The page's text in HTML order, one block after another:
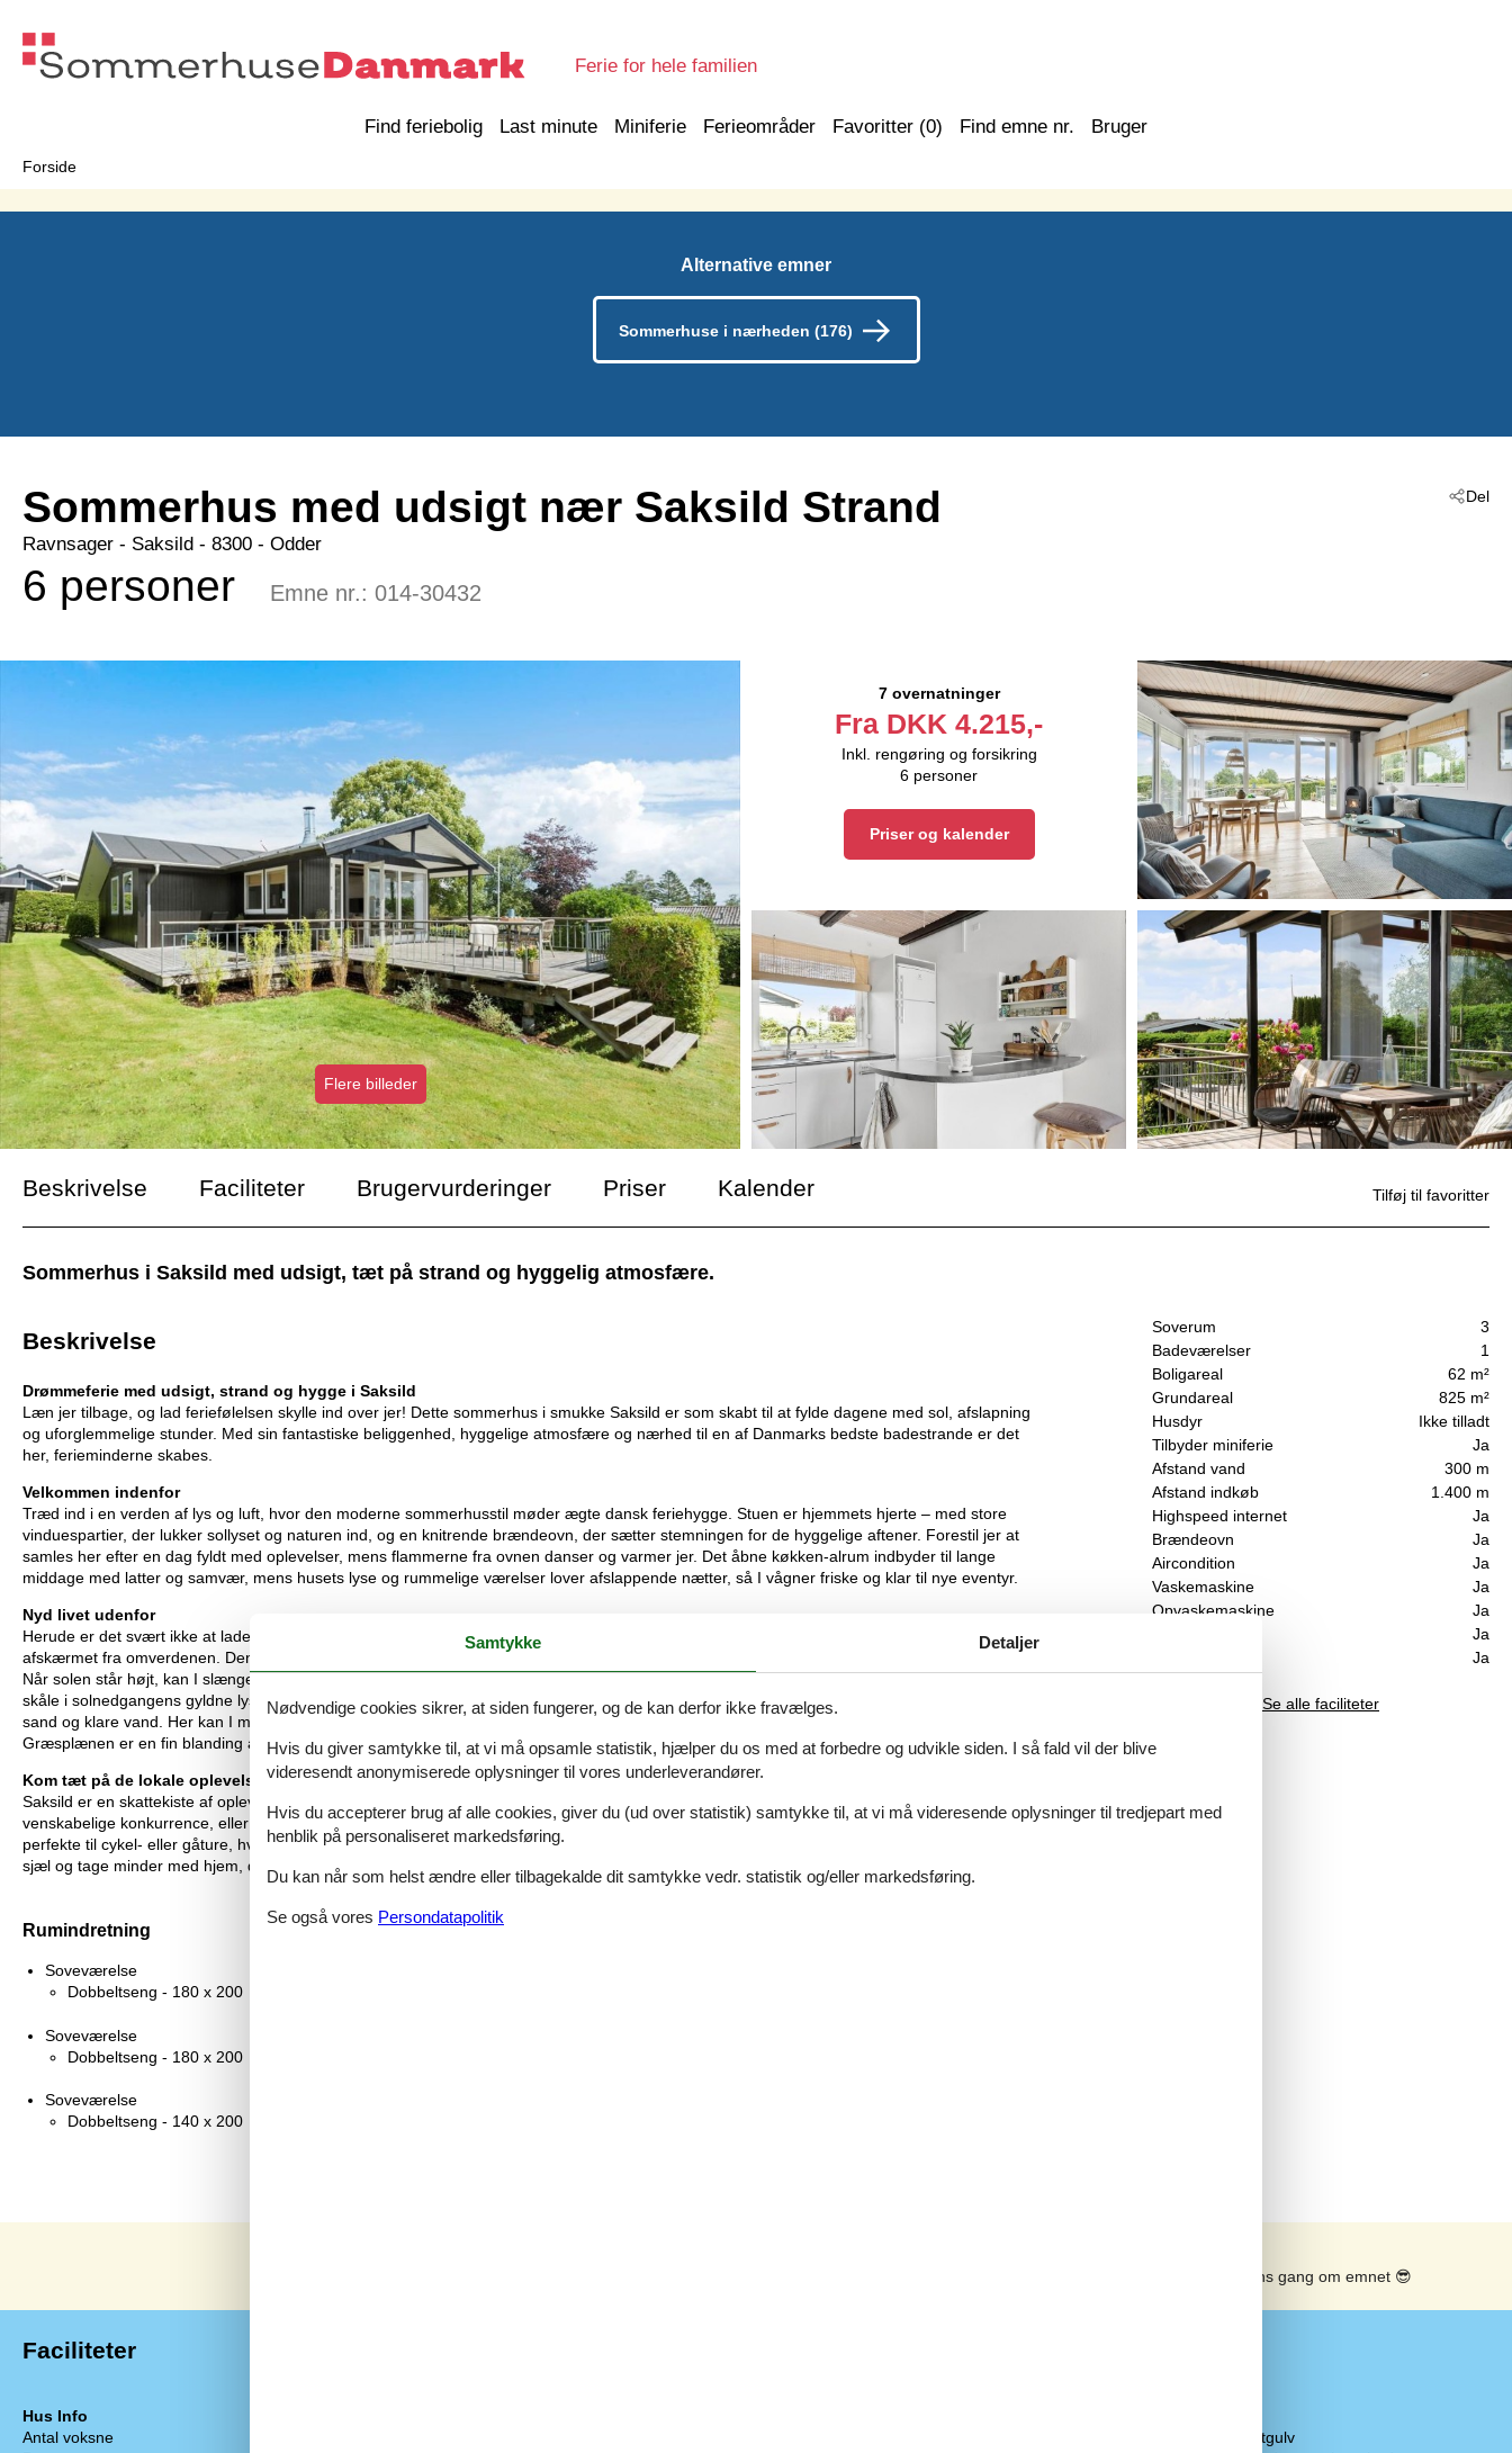
Ferie for hele familien
Find feriebolig Last minute Miniferie Ferieområder Favoritter (0) Find emne nr. Bruger
Forside
Alternative emner
Sommerhuse i nærheden (176)
Del
Sommerhus med udsigt nær Saksild Strand
Ravnsager - Saksild - 8300 - Odder
6 personer Emne nr.: 014-30432
Flere billeder
7 overnatninger
Fra DKK 4.215,-
Inkl. rengøring og forsikring
6 personer
Priser og kalender
Beskrivelse Faciliteter Brugervurderinger Priser Kalender
Sommerhus i Saksild med udsigt, tæt på strand og hyggelig atmosfære.
Soverum
3
Badeværelser
1
Boligareal
62 m²
Grundareal
825 m²
Husdyr
Ikke tilladt
Tilbyder miniferie
Ja
Afstand vand
300 m
Afstand indkøb
1.400 m
Highspeed internet
Ja
Brændeovn
Ja
Aircondition
Ja
Vaskemaskine
Ja
Opvaskemaskine
Ja
Ja
Ja
Se alle faciliteter
Tilføj til favoritter
Beskrivelse
Drømmeferie med udsigt, strand og hygge i Saksild
Læn jer tilbage, og lad feriefølelsen skylle ind over jer! Dette sommerhus i smukke Saksild er som skabt til at fylde dagene med sol, afslapning
og uforglemmelige stunder. Med sin fantastiske beliggenhed, hyggelige atmosfære og nærhed til en af Danmarks bedste badestrande er det
her, ferieminderne skabes.
Velkommen indenfor
Træd ind i en verden af lys og luft, hvor den moderne sommerhusstil møder ægte dansk feriehygge. Stuen er hjemmets hjerte – med store
vinduespartier, der lukker sollyset og naturen ind, og en knitrende brændeovn, der sætter stemningen for de hyggelige aftener. Forestil jer at
samles her efter en dag fyldt med oplevelser, mens flammerne fra ovnen danser og varmer jer. Det åbne køkken-alrum indbyder til lange
middage med latter og samvær, mens husets lyse og rummelige værelser lover afslappende nætter, så I vågner friske og klar til nye eventyr.
Nyd livet udenfor
Herude er det svært ikke at lade skuldrene falde helt ned. Huset ligger højt på grunden, så I kan nyde en vidunderlig udsigt og føle jer helt
afskærmet fra omverdenen. Den store terrasse er det perfekte sted at starte dagen med morgenkaffen i hånden og fuglesang i baggrunden.
Når solen står højt, kan I slænge jer i havemøblerne eller nyde en lækker frokost al fresco, og når aftenen falder på, kan I tænde op i grillen og
skåle i solnedgangens gyldne lys. Haven er som skabt til små eventyr og leg, mens stranden – blot en kort gåtur væk – lokker med sit bløde
sand og klare vand. Her kan I mærke friheden, når I bygger sandslotte, tager en dukkert eller blot nyder roen til lyden af bølgernes skvulpen.
Græsplænen er en fin blanding af almindelig græsplæne og felter med biodiversitet - "Vild med vilje"
Kom tæt på de lokale oplevelser
Saksild er en skattekiste af oplevelser for hele familien. Besøg den historiske minigolfbane – Danmarks ældste – og sæt gang i den
venskabelige konkurrence, eller lad jer forkæle med lækkerier på de hyggelige caféer i området. Området byder også på naturskønne stier,
perfekte til cykel- eller gåture, hvor I kan udforske kystens charme og nyde den friske havluft. Her bliver det let at komme helt tæt på den lokale
sjæl og tage minder med hjem, der varer ved.
Rumindretning
Soveværelse
Dobbeltseng - 180 x 200
Soveværelse
Dobbeltseng - 180 x 200
Soveværelse
Dobbeltseng - 140 x 200
Se solens gang om emnet 😎
Faciliteter
Hus Info
Antal voksne
5 x Træ-/parketgulv
Samtykke Detaljer
Nødvendige cookies sikrer, at siden fungerer, og de kan derfor ikke fravælges.
Hvis du giver samtykke til, at vi må opsamle statistik, hjælper du os med at forbedre og udvikle siden. I så fald vil der blive
videresendt anonymiserede oplysninger til vores underleverandører.
Hvis du accepterer brug af alle cookies, giver du (ud over statistik) samtykke til, at vi må videresende oplysninger til tredjepart med
henblik på personaliseret markedsføring.
Du kan når som helst ændre eller tilbagekalde dit samtykke vedr. statistik og/eller markedsføring.
Se også vores Persondatapolitik